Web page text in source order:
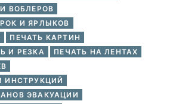
ВОБЛЕРОВ
И ЯРЛЫКОВ
ПЕЧАТЬ КАРТИН
И РЕЗКА
ПЕЧАТЬ НА ЛЕНТАХ
ИНСТРУКЦИЙ
ЭВАКУАЦИИ